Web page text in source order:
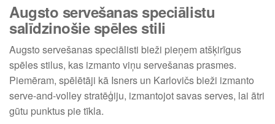
Augsto servešanas speciālistu
salīdzinošie spēles stili
Augsto servešanas speciālisti bieži pieņem atšķirīgus
spēles stilus, kas izmanto viņu servešanas prasmes.
Piemēram, spēlētāji kā Isners un Karlovičs bieži izmanto
serve-and-volley stratēģiju, izmantojot savas serves, lai ātri
gūtu punktus pie tīkla.